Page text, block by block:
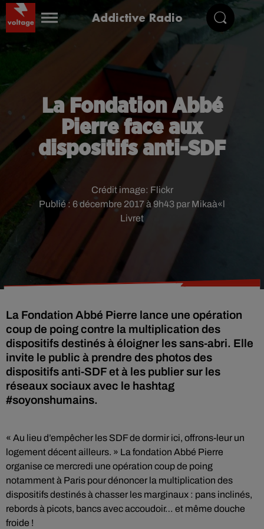
Addictive Radio
La Fondation Abbé
Pierre face aux
dispositifs anti-SDF
Publié : 6 décembre 2017 à 9h43 par Mikaà«l
Livret
Crédit image: Flickr
La Fondation Abbé Pierre lance une opération
coup de poing contre la multiplication des
dispositifs destinés à éloigner les sans-abri. Elle
invite le public à prendre des photos des
dispositifs anti-SDF et à les publier sur les
réseaux sociaux avec le hashtag
#soyonshumains.
« Au lieu d’empêcher les SDF de dormir ici, offrons-leur un
logement décent ailleurs. » La fondation Abbé Pierre
organise ce mercredi une opération coup de poing
notamment à Paris pour dénoncer la multiplication des
dispositifs destinés à chasser les marginaux : pans inclinés,
rebords à picots, bancs avec accoudoir… et même douche
froide !